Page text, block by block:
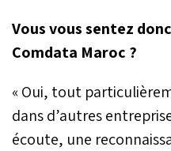
Vous vous sentez
Comdata Maroc ?
« Oui, tout
dans d’autres
écoute, une